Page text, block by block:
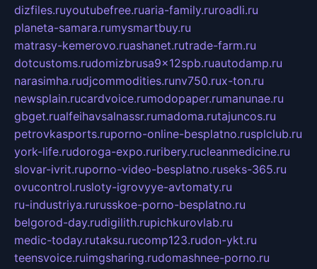
dizfiles.ruyoutubefree.ruaria-family.ruroadli.ru
planeta-samara.rumysmartbuy.ru
matrasy-kemerovo.ruashanet.rutrade-farm.ru
dotcustoms.rudomizbrusa9x12spb.ruautodamp.ru
narasimha.rudjcommodities.runv750.rux-ton.ru
newsplain.rucardvoice.rumodopaper.rumanunae.ru
gbget.rualfeihavsalnassr.rumadoma.rutajuncos.ru
petrovkasports.ruporno-online-besplatno.rusplclub.ru
york-life.rudoroga-expo.ruribery.rucleanmedicine.ru
slovar-ivrit.ruporno-video-besplatno.ruseks-365.ru
ovucontrol.rusloty-igrovyye-avtomaty.ru
ru-industriya.rurusskoe-porno-besplatno.ru
belgorod-day.rudigilith.rupichkurovlab.ru
medic-today.rutaksu.rucomp123.rudon-ykt.ru
teensvoice.ruimgsharing.rudomashnee-porno.ru